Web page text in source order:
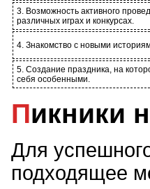
3. Возможность активного
различных играх и конкурсах.
4. Знакомство с новыми
5. Создание праздника, на
себя особенными.
Пикники
Для
подходящее